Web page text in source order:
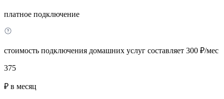
платное подключение
стоимость подключения домашних услуг составляет 300 ₽/мес
375
₽ в месяц